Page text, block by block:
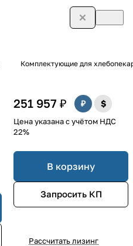
Комплектующие для
251 957 ₽
Цена указана с учётом НДС
22%
В корзину
Запросить КП
Рассчитать лизинг